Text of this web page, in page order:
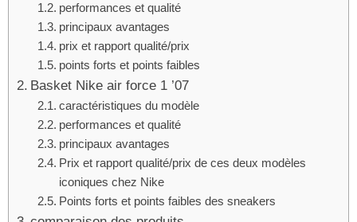
performances et qualité
principaux avantages
prix et rapport qualité/prix
points forts et points faibles
Basket Nike air force 1 ’07
caractéristiques du modèle
performances et qualité
principaux avantages
Prix et rapport qualité/prix de ces deux modèles
iconiques chez Nike
Points forts et points faibles des sneakers